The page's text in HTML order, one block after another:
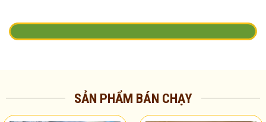
SẢN PHẨM BÁN CHẠY